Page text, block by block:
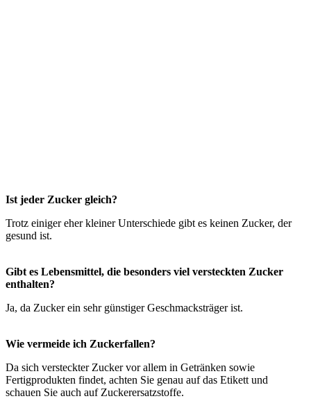
Ist jeder Zucker gleich?
Trotz einiger eher kleiner Unterschiede gibt es keinen Zucker, der
gesund ist.
Gibt es Lebensmittel, die besonders viel versteckten Zucker
enthalten?
Ja, da Zucker ein sehr günstiger Geschmacksträger ist.
Wie vermeide ich Zuckerfallen?
Da sich versteckter Zucker vor allem in Getränken sowie
Fertigprodukten findet, achten Sie genau auf das Etikett und
schauen Sie auch auf Zuckerersatzstoffe.